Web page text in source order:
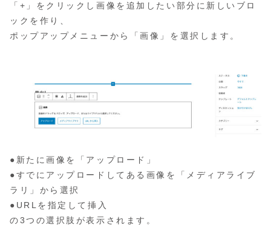
「+」をクリックし画像を追加したい部分に新しいブロ
ックを作り、
ポップアップメニューから「画像」を選択します。
●新たに画像を「アップロード」
●すでにアップロードしてある画像を「メディアライブ
ラリ」から選択
●URLを指定して挿入
の3つの選択肢が表示されます。